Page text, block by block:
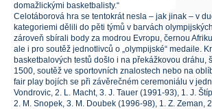
domažlickými basketbalisty.“
Celotáborová hra se tentokrát nesla – jak jinak – v
kategoriemi dělili do pěti týmů v barvách
zároveň sbírali body za modrou Evropu, černou
ale i pro soutěž jednotlivců o „olympijské“ medaile.
basketbalových testů došlo i na překážkovou dráhu,
1500, soutěž ve sportovních znalostech nebo na
fair play bojích se při závěrečném ceremoniálu v
Vondrovic, 2. L. Macht, 3. J. Tauer (1991-93), 1. J.
2. M. Snopek, 3. M. Doubek (1996-98), 1. Z. Zeman,